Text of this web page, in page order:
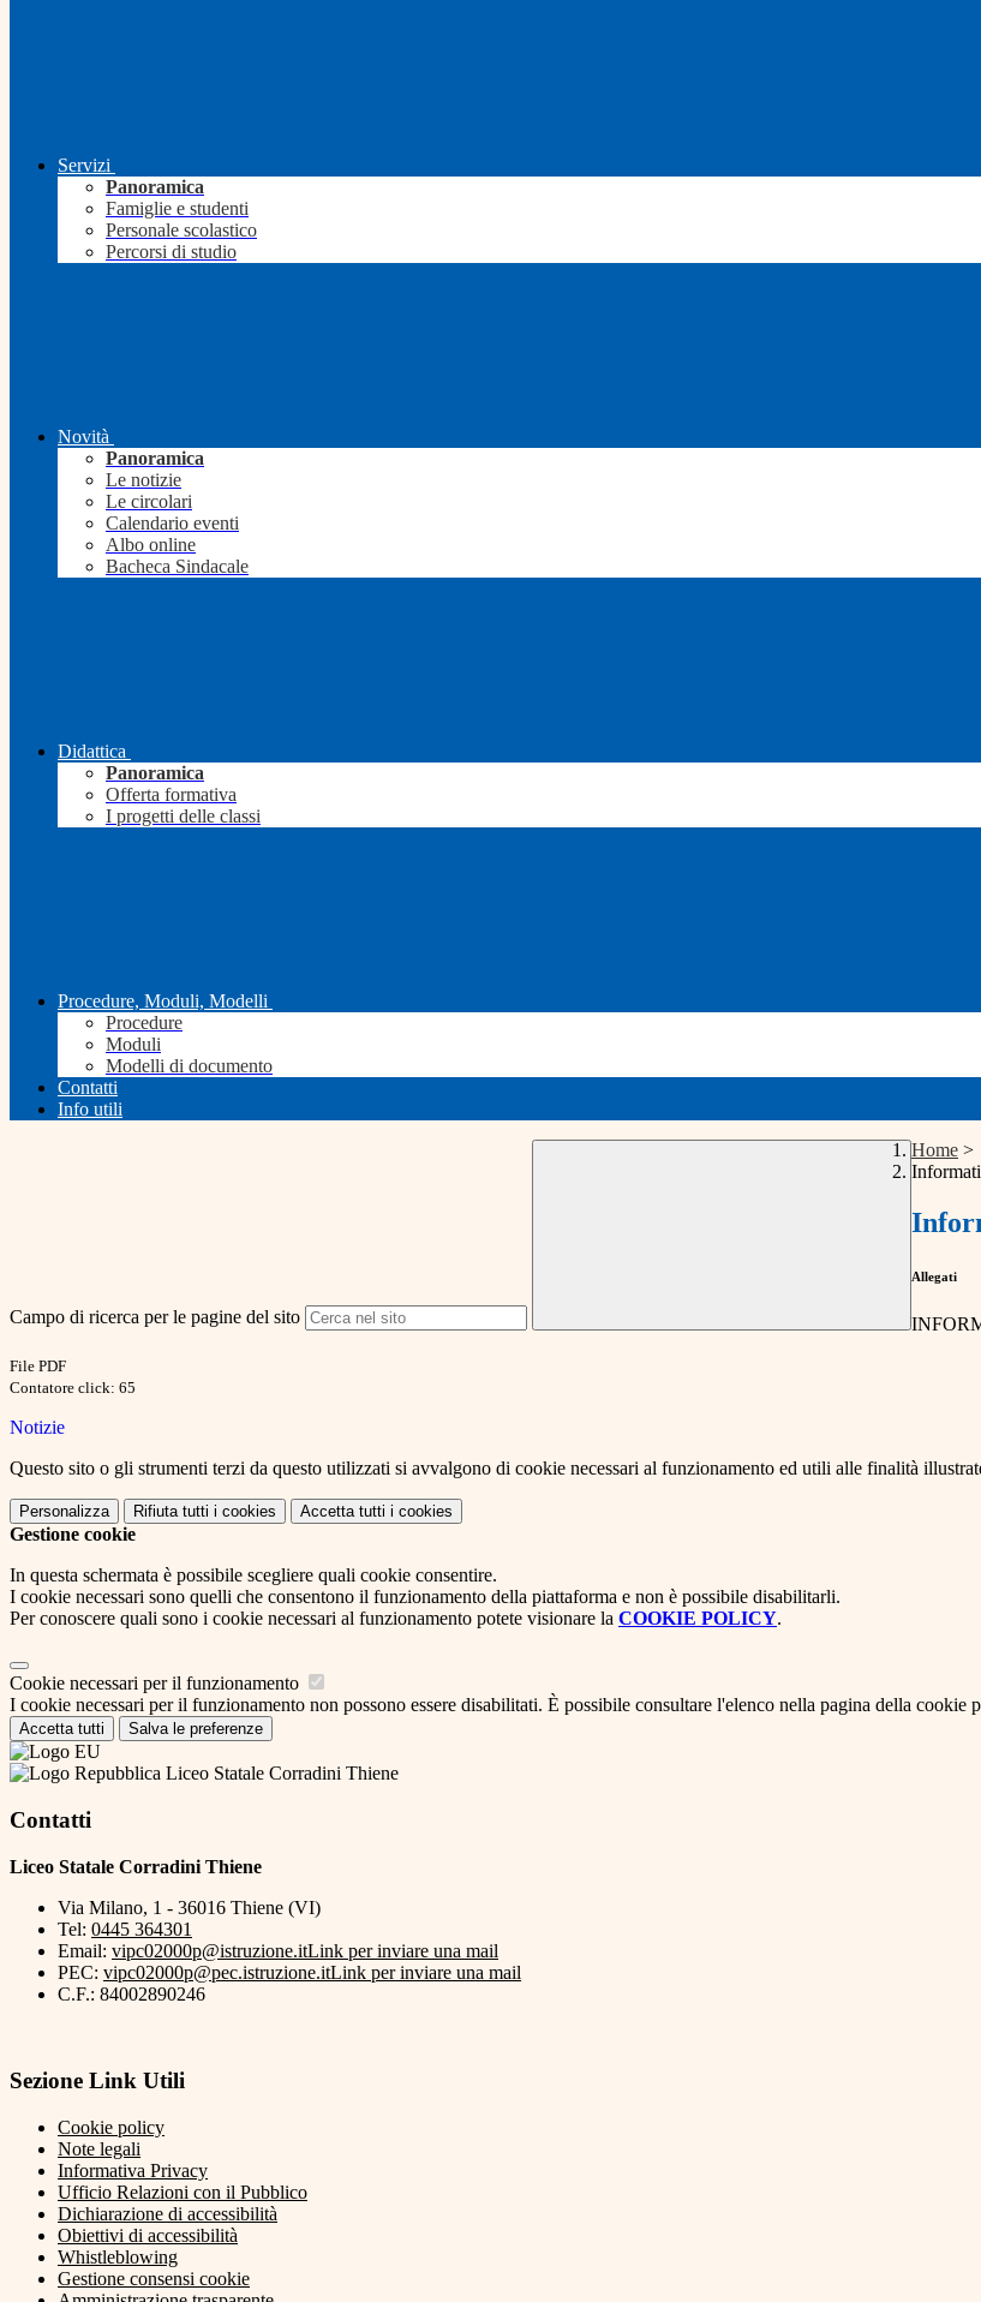
Servizi
Panoramica
Famiglie e studenti
Personale scolastico
Percorsi di studio
Novità
Panoramica
Le notizie
Le circolari
Calendario eventi
Albo online
Bacheca Sindacale
Didattica
Panoramica
Offerta formativa
I progetti delle classi
Procedure, Moduli, Modelli
Procedure
Moduli
Modelli di documento
Contatti
Info utili
Campo di ricerca per le pagine del sito
Home >
Allegati
File PDF
Contatore click: 65
Notizie
Questo sito o gli strumenti terzi da questo utilizzati si avvalgono di cookie necessari al funzionamento ed utili alle finalità
Personalizza Rifiuta tutti i cookies Accetta tutti i cookies
Gestione cookie
In questa schermata è possibile scegliere quali cookie consentire.
I cookie necessari sono quelli che consentono il funzionamento della piattaforma e non è possibile disabilitarli.
Per conoscere quali sono i cookie necessari al funzionamento potete visionare la COOKIE POLICY.
Cookie necessari per il funzionamento
I cookie necessari per il funzionamento non possono essere disabilitati. È possibile consultare l'elenco nella pagina della cookie
Accetta tutti Salva le preferenze
Liceo Statale Corradini Thiene
Contatti
Liceo Statale Corradini Thiene
Via Milano, 1 - 36016 Thiene (VI)
Tel: 0445 364301
Email: vipc02000p@istruzione.itLink per inviare una mail
PEC: vipc02000p@pec.istruzione.itLink per inviare una mail
C.F.: 84002890246
Sezione Link Utili
Cookie policy
Note legali
Informativa Privacy
Ufficio Relazioni con il Pubblico
Dichiarazione di accessibilità
Obiettivi di accessibilità
Whistleblowing
Gestione consensi cookie